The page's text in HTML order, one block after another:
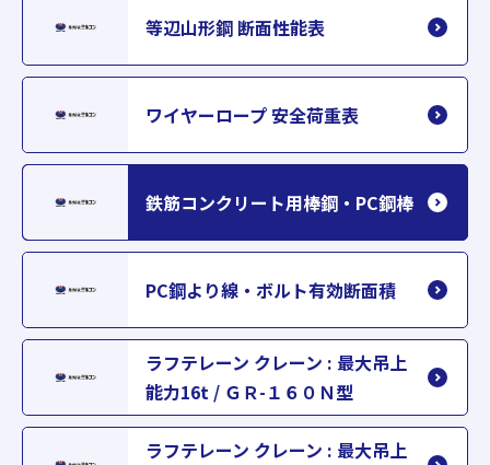
等辺山形鋼 断面性能表
ワイヤーロープ 安全荷重表
鉄筋コンクリート用棒鋼・PC鋼棒
PC鋼より線・ボルト有効断面積
ラフテレーン クレーン : 最大吊上
能力16t / ＧＲ-１６０Ｎ型
ラフテレーン クレーン : 最大吊上